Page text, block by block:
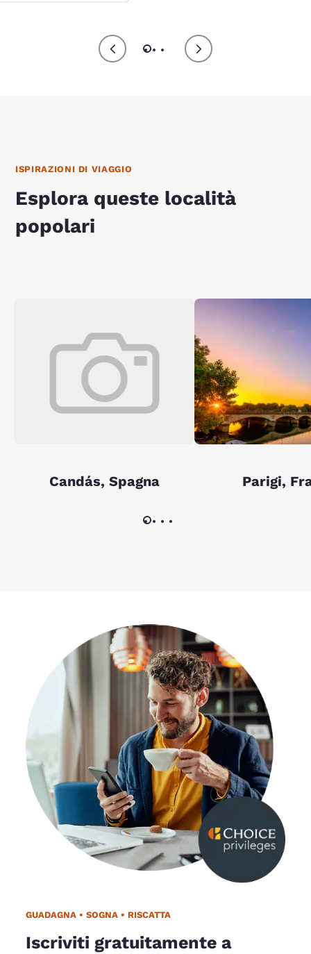
ISPIRAZIONI DI VIAGGIO
Esplora queste località
popolari
Candás, Spagna Parigi,
GUADAGNA • SOGNA • RISCATTA
Iscriviti gratuitamente a